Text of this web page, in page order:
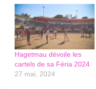
Hagetmau dévoile les
cartels de sa Féria 2024
27 mai, 2024